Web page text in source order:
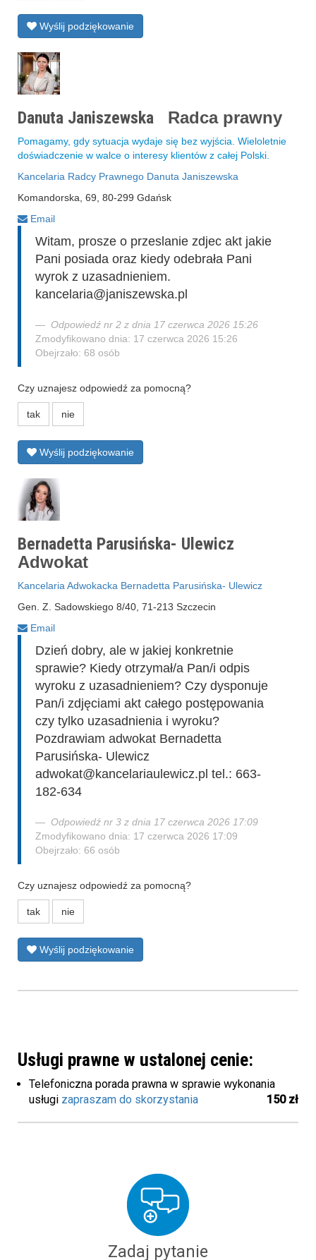
Wyślij podziękowanie
Danuta Janiszewska Radca prawny
Pomagamy, gdy sytuacja wydaje się bez wyjścia. Wieloletnie
doświadczenie w walce o interesy klientów z całej Polski.
Kancelaria Radcy Prawnego Danuta Janiszewska
Komandorska, 69, 80-299 Gdańsk
Email
Witam, prosze o przeslanie zdjec akt jakie
Pani posiada oraz kiedy odebrała Pani
wyrok z uzasadnieniem.
kancelaria@janiszewska.pl
Odpowiedź nr 2 z dnia 17 czerwca 2026 15:26
Zmodyfikowano dnia: 17 czerwca 2026 15:26
Obejrzało: 68 osób
Czy uznajesz odpowiedź za pomocną?
tak nie
Wyślij podziękowanie
Bernadetta Parusińska- Ulewicz
Adwokat
Kancelaria Adwokacka Bernadetta Parusińska- Ulewicz
Gen. Z. Sadowskiego 8/40, 71-213 Szczecin
Email
Dzień dobry, ale w jakiej konkretnie
sprawie? Kiedy otrzymał/a Pan/i odpis
wyroku z uzasadnieniem? Czy dysponuje
Pan/i zdjęciami akt całego postępowania
czy tylko uzasadnienia i wyroku?
Pozdrawiam adwokat Bernadetta
Parusińska- Ulewicz
adwokat@kancelariaulewicz.pl tel.: 663-
182-634
Odpowiedź nr 3 z dnia 17 czerwca 2026 17:09
Zmodyfikowano dnia: 17 czerwca 2026 17:09
Obejrzało: 66 osób
Czy uznajesz odpowiedź za pomocną?
tak nie
Wyślij podziękowanie
Usługi prawne w ustalonej cenie:
Telefoniczna porada prawna w sprawie wykonania
usługi
150 zł
zapraszam do skorzystania
Zadaj pytanie